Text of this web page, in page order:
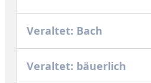
Veraltet: Bach
Veraltet: bäuerlich